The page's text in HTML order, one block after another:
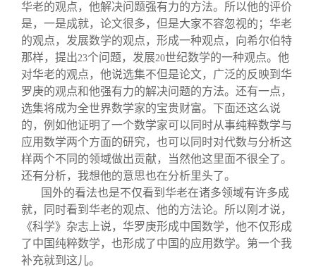
华老的观点，他解决问题强有力的方法。所以他的评价
是，一是成就，论文很多，但是大家不容忽视的；华老
的观点，发展数学的观点，形成一种观点，向希尔伯特
那样，提出23个问题，发展20世纪数学的一种观点。他
对华老的观点，他说选集不但是论文，广泛的反映到华
罗庚的观点和他强有力的解决问题的方法。还有一点，
选集将成为全世界数学家的宝贵财富。下面还这么说
的，例如他证明了一个数学家可以同时从事纯粹数学与
应用数学两个方面的研究，也可以同时对代数与分析这
样两个不同的领域做出贡献，当然他这里面不很全了。
还有分析，我想他的意思也在分析里头了。
国外的看法也是不仅看到华老在诸多领域有许多成
就，同时看到华老的观点、他的方法论。所以刚才说，
《科学》杂志上说，华罗庚形成中国数学，他不仅形成
了中国纯粹数学，也形成了中国的应用数学。第一个我
补充就到这儿。